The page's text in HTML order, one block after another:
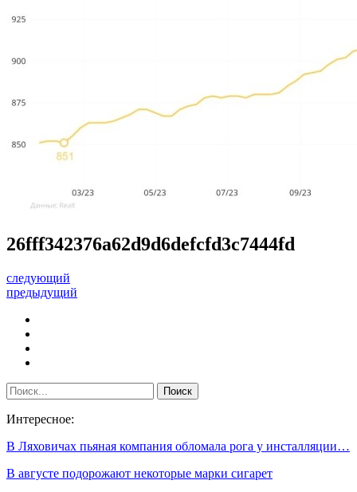
26fff342376a62d9d6defcfd3c7444fd
следующий
предыдущий
Интересное:
В Ляховичах пьяная компания обломала рога у инсталляции…
В августе подорожают некоторые марки сигарет